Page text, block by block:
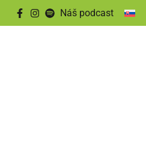
Náš podcast